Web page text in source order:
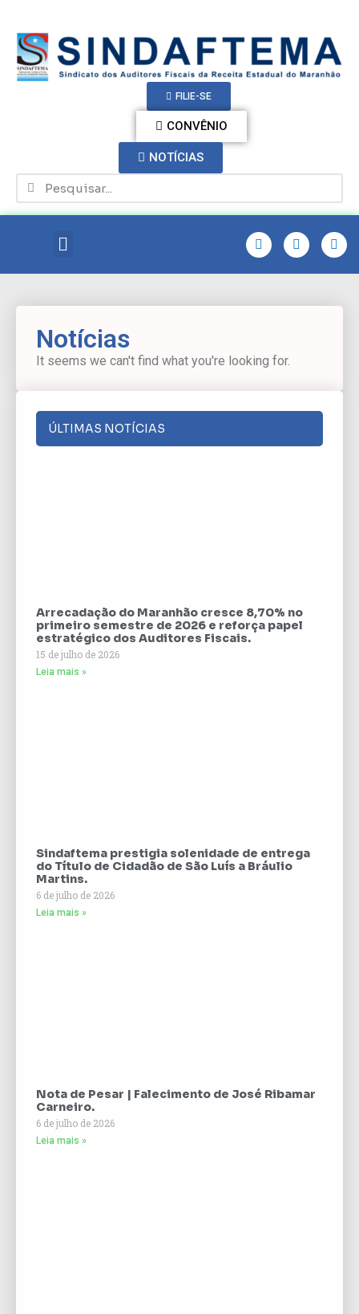
FILIE-SE
CONVÊNIO
NOTÍCIAS
Notícias
It seems we can't find what you're looking for.
ÚLTIMAS NOTÍCIAS
Arrecadação do Maranhão cresce 8,70% no
primeiro semestre de 2026 e reforça papel
estratégico dos Auditores Fiscais.
15 de julho de 2026
Leia mais »
Sindaftema prestigia solenidade de entrega
do Título de Cidadão de São Luís a Bráulio
Martins.
6 de julho de 2026
Leia mais »
Nota de Pesar | Falecimento de José Ribamar
Carneiro.
6 de julho de 2026
Leia mais »